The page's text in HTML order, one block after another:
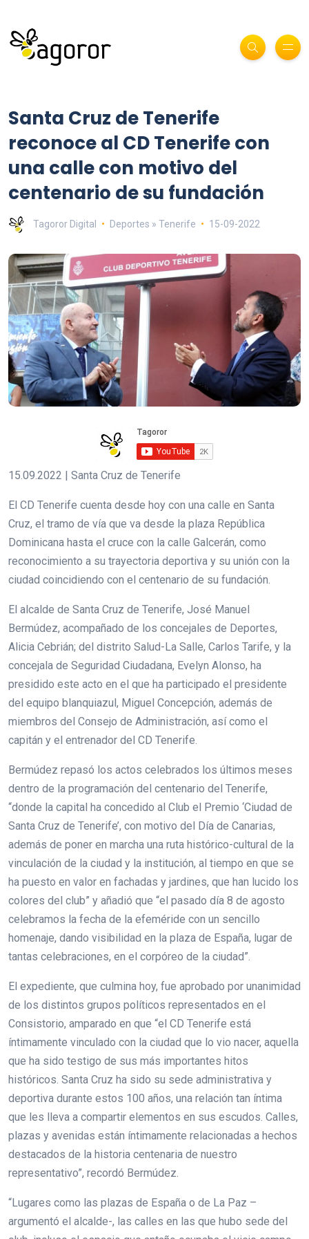
Santa Cruz de Tenerife
reconoce al CD Tenerife con
una calle con motivo del
centenario de su fundación
Tagoror Digital Deportes » Tenerife 15-09-2022
15.09.2022 | Santa Cruz de Tenerife
El CD Tenerife cuenta desde hoy con una calle en Santa
Cruz, el tramo de vía que va desde la plaza República
Dominicana hasta el cruce con la calle Galcerán, como
reconocimiento a su trayectoria deportiva y su unión con la
ciudad coincidiendo con el centenario de su fundación.
El alcalde de Santa Cruz de Tenerife, José Manuel
Bermúdez, acompañado de los concejales de Deportes,
Alicia Cebrián; del distrito Salud-La Salle, Carlos Tarife, y la
concejala de Seguridad Ciudadana, Evelyn Alonso, ha
presidido este acto en el que ha participado el presidente
del equipo blanquiazul, Miguel Concepción, además de
miembros del Consejo de Administración, así como el
capitán y el entrenador del CD Tenerife.
Bermúdez repasó los actos celebrados los últimos meses
dentro de la programación del centenario del Tenerife,
“donde la capital ha concedido al Club el Premio ‘Ciudad de
Santa Cruz de Tenerife’, con motivo del Día de Canarias,
además de poner en marcha una ruta histórico-cultural de la
vinculación de la ciudad y la institución, al tiempo en que se
ha puesto en valor en fachadas y jardines, que han lucido los
colores del club” y añadió que “el pasado día 8 de agosto
celebramos la fecha de la efeméride con un sencillo
homenaje, dando visibilidad en la plaza de España, lugar de
tantas celebraciones, en el corpóreo de la ciudad”.
El expediente, que culmina hoy, fue aprobado por unanimidad
de los distintos grupos políticos representados en el
Consistorio, amparado en que “el CD Tenerife está
íntimamente vinculado con la ciudad que lo vio nacer, aquella
que ha sido testigo de sus más importantes hitos
históricos. Santa Cruz ha sido su sede administrativa y
deportiva durante estos 100 años, una relación tan íntima
que les lleva a compartir elementos en sus escudos. Calles,
plazas y avenidas están íntimamente relacionadas a hechos
destacados de la historia centenaria de nuestro
representativo”, recordó Bermúdez.
“Lugares como las plazas de España o de La Paz –
argumentó el alcalde-, las calles en las que hubo sede del